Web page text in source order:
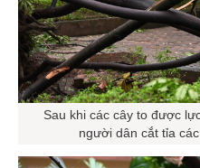
Sau khi các cây to được
người dân cắt tỉa